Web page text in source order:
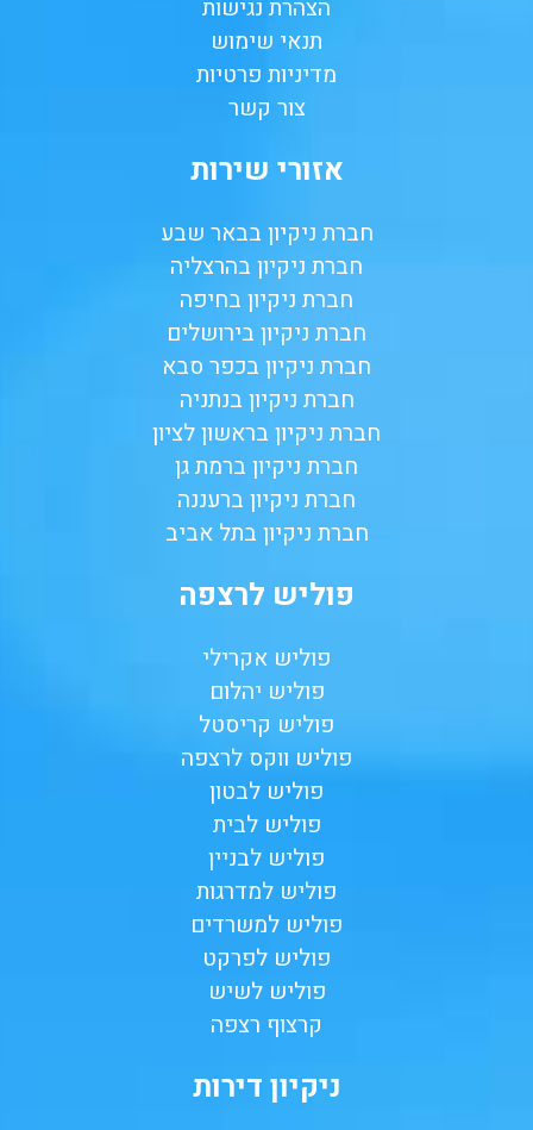
הצהרת נגישות
תנאי שימוש
מדיניות פרטיות
צור קשר
אזורי שירות
חברת ניקיון בבאר שבע
חברת ניקיון בהרצליה
חברת ניקיון בחיפה
חברת ניקיון בירושלים
חברת ניקיון בכפר סבא
חברת ניקיון בנתניה
חברת ניקיון בראשון לציון
חברת ניקיון ברמת גן
חברת ניקיון ברעננה
חברת ניקיון בתל אביב
פוליש לרצפה
פוליש אקרילי
פוליש יהלום
פוליש קריסטל
פוליש ווקס לרצפה
פוליש לבטון
פוליש לבית
פוליש לבניין
פוליש למדרגות
פוליש למשרדים
פוליש לפרקט
פוליש לשיש
קרצוף רצפה
ניקיון דירות